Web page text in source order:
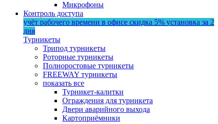
Микрофоны
Контроль доступа
учёт рабочего времени в офисе скидка 5% установка за 2
дня
Турникеты
Трипод турникеты
Роторные турникеты
Полноростовые турникеты
FREEWAY турникеты
показать все
Турникет-калитки
Ограждения для турникета
Двери аварийного выхода
Картоприёмники